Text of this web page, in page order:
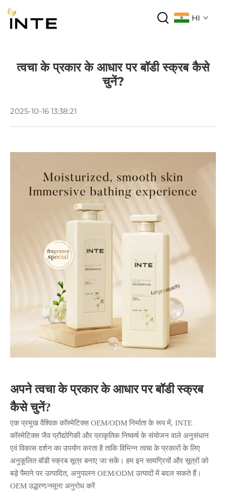
HI
त्वचा के प्रकार के आधार पर बॉडी स्क्रब कैसे
चुनें?
2025-10-16 13:38:21
अपने त्वचा के प्रकार के आधार पर बॉडी स्क्रब
कैसे चुनें?
एक प्रमुख वैश्विक कॉस्मेटिक्स OEM/ODM निर्माता के रूप में, INTE
कॉस्मेटिक्स जैव प्रौद्योगिकी और प्राकृतिक निष्कर्ष के संयोजन वाले अनुसंधान
एवं विकास दर्शन का उपयोग करता है ताकि विभिन्न त्वचा के प्रकारों के लिए
अनुकूलित बॉडी स्क्रब सूत्र बनाए जा सकें। हम इन सामग्रियों और सूत्रों को
बड़े पैमाने पर उत्पादित, अनुपालन OEM/ODM उत्पादों में बदल सकते हैं।
OEM उद्धरण/नमूना अनुरोध करें